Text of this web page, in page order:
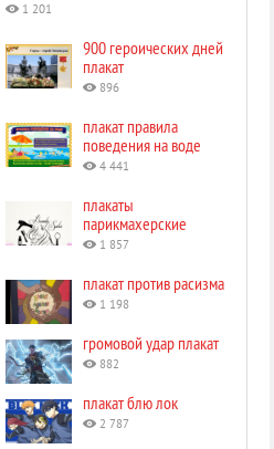
1 201
900 героических дней
плакат
896
плакат правила
поведения на воде
4 441
плакаты
парикмахерские
1 857
плакат против расизма
1 198
громовой удар плакат
882
плакат блю лок
2 787